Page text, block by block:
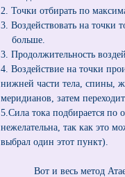
2. Точки отбирать по
3. Воздействовать на
больше.
3. Продолжительность
4. Воздействие на точки
нижней части тела, спины,
меридианов, затем
5.Сила тока подбирается по
нежелательна, так как это
выбрал один этот пункт).
Вот и весь метод